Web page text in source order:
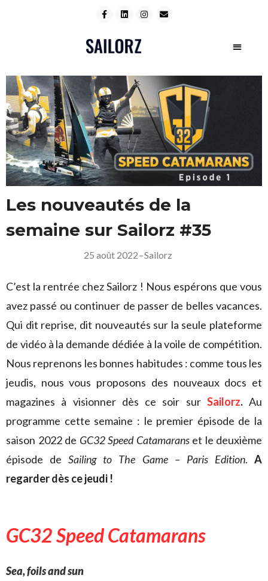
Les nouveautés de la
semaine sur Sailorz #35
25 août 2022–Sailorz
C’est la rentrée chez Sailorz ! Nous espérons que vous
avez passé ou continuer de passer de belles vacances.
Qui dit reprise, dit nouveautés sur la seule plateforme
de vidéo à la demande dédiée à la voile de compétition.
Nous reprenons les bonnes habitudes : comme tous les
jeudis, nous vous proposons des nouveaux docs et
magazines à visionner dès ce soir sur Sailorz.Au
programme cette semaine : le premier épisode de la
saison 2022 de GC32 Speed Catamaranset le deuxième
épisode deSailing to The Game – Paris Edition.A
regarder dès ce jeudi !
GC32 Speed Catamarans
Sea, foils and sun